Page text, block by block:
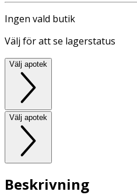
Ingen vald butik
Välj för att se lagerstatus
Välj apotek
Välj apotek
Beskrivning